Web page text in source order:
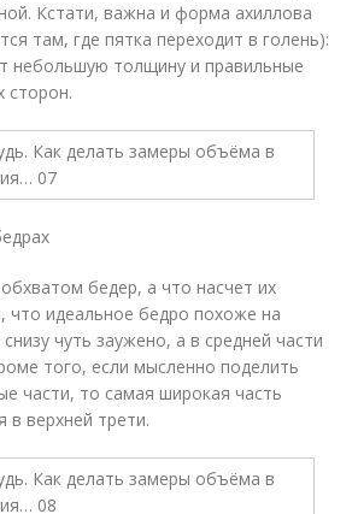
Кстати, важна и форма ахиллова
там, где пятка переходит в голень):
небольшую толщину и правильные
сторон.
бедер, а что насчет их
что идеальное бедро похоже на
чуть заужено, а в средней части
того, если мысленно поделить
части, то самая широкая часть
в верхней трети.